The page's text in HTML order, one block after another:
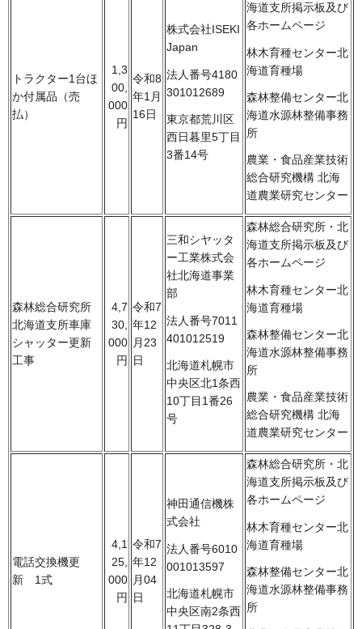
トラクター1台ほ
か付属品（売
払）
1,3
00,
000
円
令和8
年1月
16日
株式会社ISEKI
Japan
法人番号4180
301012689
東京都荒川区
西日暮里5丁目
3番14号
海道支所掲示板及び
各ホームページ
林木育種センター北
海道育種場
森林整備センター北
海道水源林整備事務
所
農業・食品産業技術
総合研究機構 北海
道農業研究センター
森林総合研究所
北海道支所車庫
シャッター更新
工事
4,7
30,
000
円
令和7
年12
月23
日
三和シヤッタ
ー工業株式会
社北海道事業
部
法人番号7011
401012519
北海道札幌市
中央区北1条西
10丁目1番26
号
森林総合研究所・北
海道支所掲示板及び
各ホームページ
林木育種センター北
海道育種場
森林整備センター北
海道水源林整備事務
所
農業・食品産業技術
総合研究機構 北海
道農業研究センター
電話交換機更
新 1式
4,1
25,
000
円
令和7
年12
月04
日
神田通信機株
式会社
法人番号6010
001013597
北海道札幌市
中央区南2条西
森林総合研究所・北
海道支所掲示板及び
各ホームページ
林木育種センター北
海道育種場
森林整備センター北
海道水源林整備事務
所